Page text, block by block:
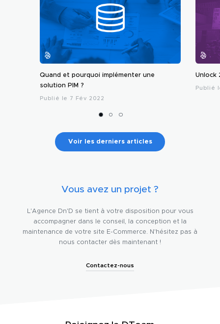
Quand et pourquoi implémenter une
solution PIM ?
Publié le 7 Fév 2022
Unlock
Publié
Voir les derniers articles
Vous avez un projet ?
L'Agence Dn'D se tient à votre disposition pour vous
accompagner dans le conseil, la conception et la
maintenance de votre site E-Commerce. N'hésitez pas à
nous contacter dès maintenant !
Contactez-nous